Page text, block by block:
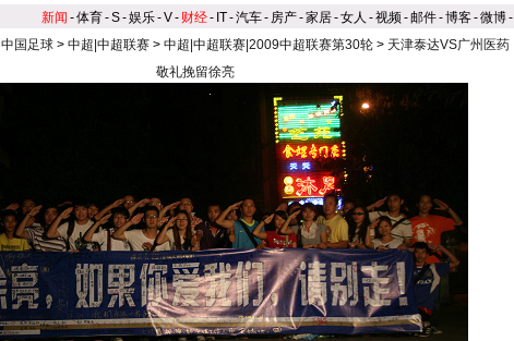
新闻 -体育-S-娱乐-V- 财经- IT-汽车- 房产-家居-女人 -视频-邮件-博客-微博-
中国足球> 中超|中超联赛> 中超|中超联赛|2009中超联赛第30轮> 天津泰达VS广州医药
敬礼挽留徐亮